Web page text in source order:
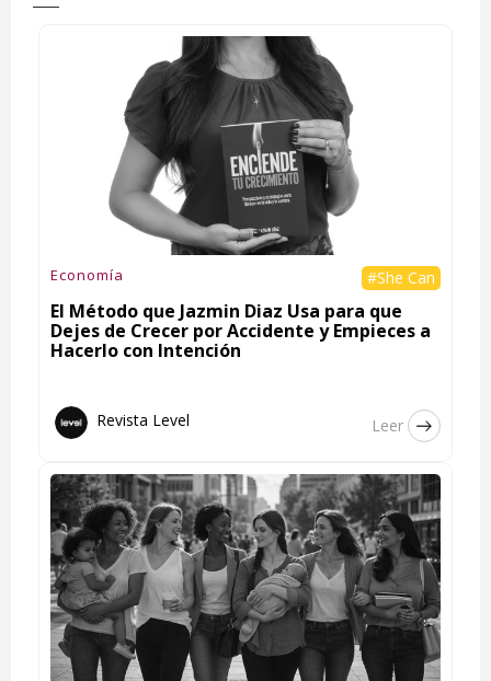
Economía #She Can
El Método que Jazmin Diaz Usa para que
Dejes de Crecer por Accidente y Empieces a
Hacerlo con Intención
Revista Level Leer